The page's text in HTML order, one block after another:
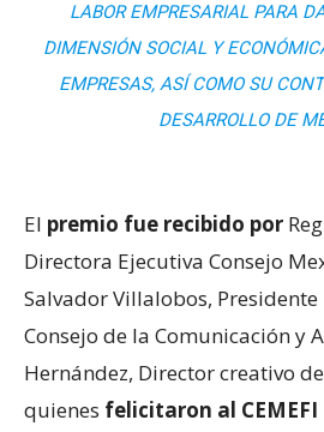
LABOR EMPRESARIAL PARA
DIMENSIÓN SOCIAL Y
EMPRESAS, ASÍ COMO SU
DESARROLLO DE
El premio fue recibido por
Directora Ejecutiva Consejo
Salvador Villalobos,
Consejo de la Comunicación y
Hernández, Director creativo
quienes felicitaron al CEMEFI